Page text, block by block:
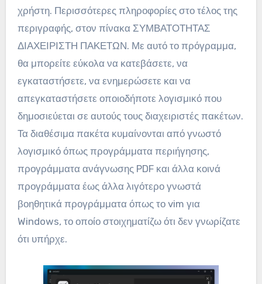
χρήστη. Περισσότερες πληροφορίες στο τέλος της
περιγραφής, στον πίνακα ΣΥΜΒΑΤΟΤΗΤΑΣ
ΔΙΑΧΕΙΡΙΣΤΗ ΠΑΚΕΤΩΝ. Με αυτό το πρόγραμμα,
θα μπορείτε εύκολα να κατεβάσετε, να
εγκαταστήσετε, να ενημερώσετε και να
απεγκαταστήσετε οποιοδήποτε λογισμικό που
δημοσιεύεται σε αυτούς τους διαχειριστές πακέτων.
Τα διαθέσιμα πακέτα κυμαίνονται από γνωστό
λογισμικό όπως προγράμματα περιήγησης,
προγράμματα ανάγνωσης PDF και άλλα κοινά
προγράμματα έως άλλα λιγότερο γνωστά
βοηθητικά προγράμματα όπως το vim για
Windows, το οποίο στοιχηματίζω ότι δεν γνωρίζατε
ότι υπήρχε.